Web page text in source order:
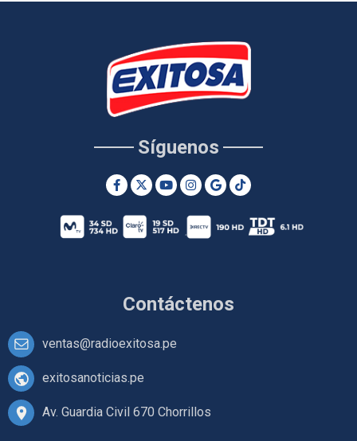
Contáctenos
ventas@radioexitosa.pe
exitosanoticias.pe
Av. Guardia Civil 670 Chorrillos
Síguenos